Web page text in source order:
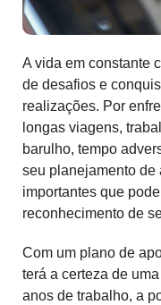
A vida em constante
de desafios e
realizações. Por
longas viagens,
barulho, tempo
seu planejamento de
importantes que
reconhecimento de
Com um plano de
terá a certeza de
anos de trabalho, a